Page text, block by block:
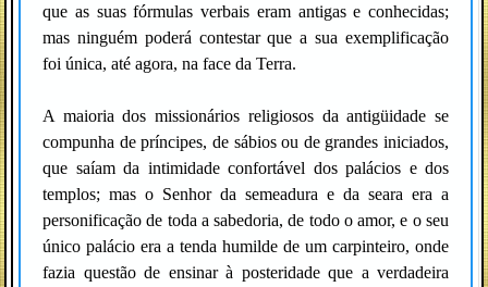
que as suas fórmulas verbais eram antigas e conhecidas;
mas ninguém poderá contestar que a sua exemplificação
foi única, até agora, na face da Terra.
A maioria dos missionários religiosos da antigüidade se
compunha de príncipes, de sábios ou de grandes iniciados,
que saíam da intimidade confortável dos palácios e dos
templos; mas o Senhor da semeadura e da seara era a
personificação de toda a sabedoria, de todo o amor, e o seu
único palácio era a tenda humilde de um carpinteiro, onde
fazia questão de ensinar à posteridade que a verdadeira